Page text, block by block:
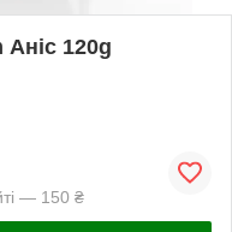
120g
— 150 ₴